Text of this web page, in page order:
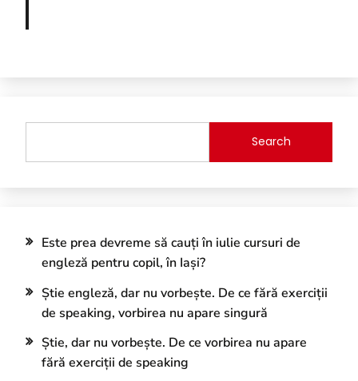
Search
Este prea devreme să cauți în iulie cursuri de
engleză pentru copil, în Iași?
Știe engleză, dar nu vorbește. De ce fără exerciții
de speaking, vorbirea nu apare singură
Știe, dar nu vorbește. De ce vorbirea nu apare
fără exerciții de speaking